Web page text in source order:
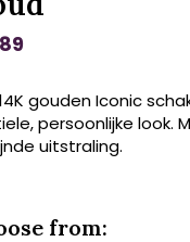
gouden Iconic
persoonlijke look.
uitstraling.
from: